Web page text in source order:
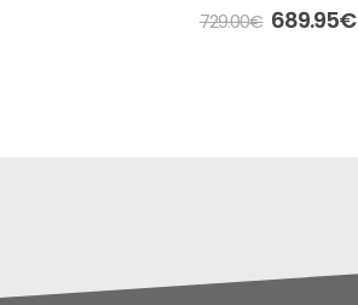
out of 5
729.00€ 689.95€